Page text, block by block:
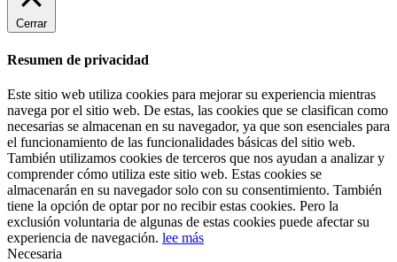
Cerrar
Resumen de privacidad
Este sitio web utiliza cookies para mejorar su experiencia mientras
navega por el sitio web. De estas, las cookies que se clasifican como
necesarias se almacenan en su navegador, ya que son esenciales para
el funcionamiento de las funcionalidades básicas del sitio web.
También utilizamos cookies de terceros que nos ayudan a analizar y
comprender cómo utiliza este sitio web. Estas cookies se
almacenarán en su navegador solo con su consentimiento. También
tiene la opción de optar por no recibir estas cookies. Pero la
exclusión voluntaria de algunas de estas cookies puede afectar su
experiencia de navegación. lee más
Necesaria